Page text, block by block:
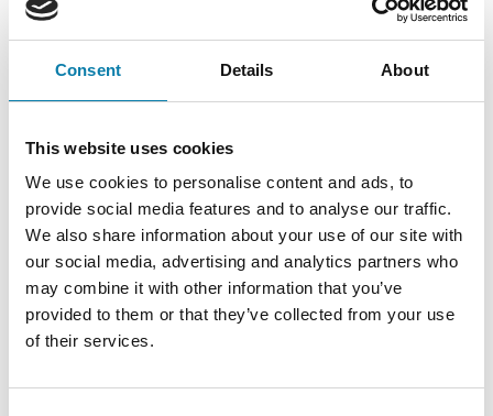
Consent Details About
This website uses cookies
We use cookies to personalise content and ads, to
provide social media features and to analyse our traffic.
We also share information about your use of our site with
our social media, advertising and analytics partners who
may combine it with other information that you’ve
provided to them or that they’ve collected from your use
of their services.